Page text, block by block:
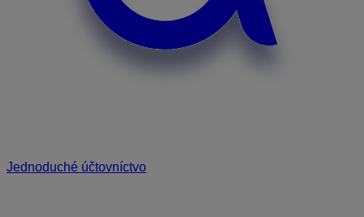
Jednoduché účtovníctvo